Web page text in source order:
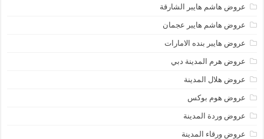
عروض هاشم هايبر الشارقة
عروض هاشم هايبر عجمان
عروض هايبر بنده الامارات
عروض هرم المدينة دبي
عروض هلال المدينة
عروض هوم بوكس
عروض وردة المدينة
عروض ورقاء المدينة